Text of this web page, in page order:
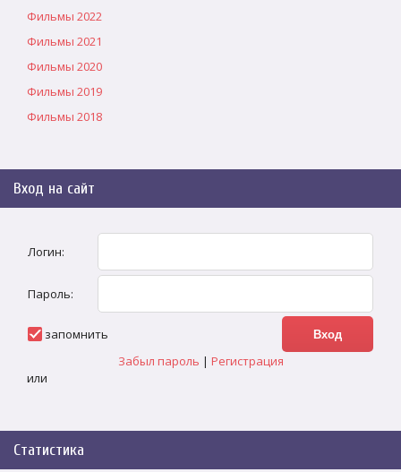
Фильмы 2022
Фильмы 2021
Фильмы 2020
Фильмы 2019
Фильмы 2018
Вход на сайт
Логин:
Пароль:
запомнить
Забыл пароль | Регистрация
или
Статистика